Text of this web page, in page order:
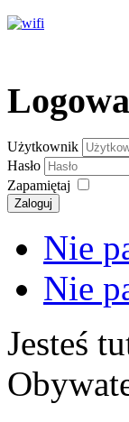
Użytkownik
Hasło
Zapamiętaj
Zaloguj
Nie
Nie
Jesteś